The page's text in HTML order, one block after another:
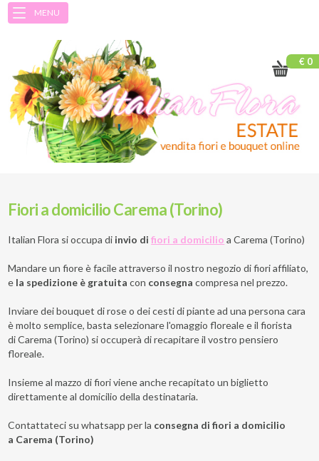
MENU
€ 0
Fiori a domicilio Carema (Torino)
Italian Flora si occupa di invio difiori a domicilio a Carema (Torino)
Mandare un fiore è facile attraverso il nostro negozio di fiori affiliato,
e la spedizione è gratuita con consegna compresa nel prezzo.
Inviare dei bouquet di rose o dei cesti di piante ad una persona cara
è molto semplice, basta selezionare l'omaggio floreale e il fiorista
di Carema (Torino) si occuperà di recapitare il vostro pensiero
floreale.
Insieme al mazzo di fiori viene anche recapitato un biglietto
direttamente al domicilio della destinataria.
Contattateci su whatsapp per la consegna di fiori a domicilio
a Carema (Torino)